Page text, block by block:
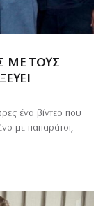
ΜΕ ΤΟΥΣ
ένα βίντεο που
με παπαράτσι,